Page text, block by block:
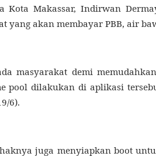
Kota Makassar, Indirwan
yang akan membayar PBB, air
masyarakat demi
pool dilakukan di aplikasi
6).
juga menyiapkan boot